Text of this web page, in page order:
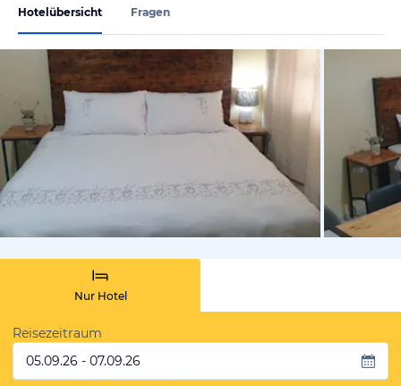
Hotelübersicht Fragen
von
Nur Hotel
Reisezeitraum
05.09.26 - 07.09.26